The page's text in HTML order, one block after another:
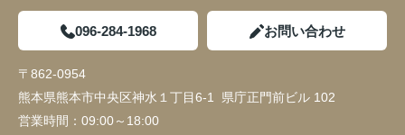
096-284-1968 お問い合わせ
〒862-0954
熊本県熊本市中央区神水１丁目6-1 県庁正門前ビル 102
営業時間： 09:00～18:00